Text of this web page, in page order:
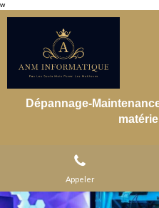
w
Dépannage-
Appeler